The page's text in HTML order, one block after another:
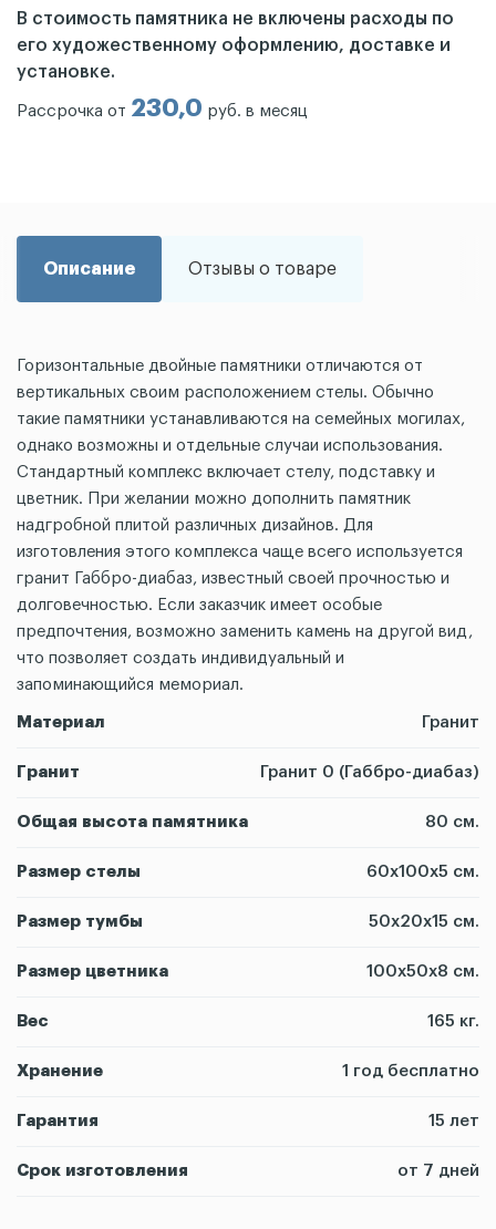
В стоимость памятника не включены расходы по
его художественному оформлению, доставке и
установке.
Рассрочка от 230,0 руб. в месяц
Описание Отзывы о товаре
Горизонтальные двойные памятники отличаются от
вертикальных своим расположением стелы. Обычно
такие памятники устанавливаются на семейных могилах,
однако возможны и отдельные случаи использования.
Стандартный комплекс включает стелу, подставку и
цветник. При желании можно дополнить памятник
надгробной плитой различных дизайнов. Для
изготовления этого комплекса чаще всего используется
гранит Габбро-диабаз, известный своей прочностью и
долговечностью. Если заказчик имеет особые
предпочтения, возможно заменить камень на другой вид,
что позволяет создать индивидуальный и
запоминающийся мемориал.
Материал Гранит
Гранит Гранит 0 (Габбро-диабаз)
Общая высота памятника 80 см.
Размер стелы 60х100х5 см.
Размер тумбы 50х20х15 см.
Размер цветника 100х50х8 см.
Вес 165 кг.
Хранение 1 год бесплатно
Гарантия 15 лет
Срок изготовления от 7 дней